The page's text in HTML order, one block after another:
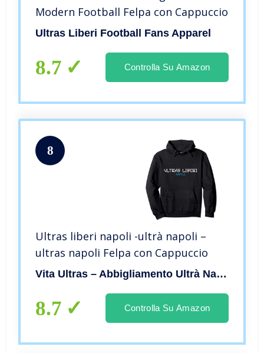
Modern Football Felpa con Cappuccio
Ultras Liberi Football Fans Apparel
8.7 Controlla Su Amazon
8
Ultras liberi napoli -ultrà napoli –
ultras napoli Felpa con Cappuccio
Vita Ultras – Abbigliamento Ultrà Napoli
8.7 Controlla Su Amazon